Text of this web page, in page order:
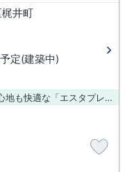
井町
定(建築中)
京都市上京区エリアでの住まいなら、住み心地も快適な「エスタプレイス」はいかがでしょうか。こちらの物件にはエレベーターが付いています。快適に通勤や通学ができる、徒歩5分に駅がある物件です。共用設備の充実している、楽しく生活できるマンションです。京都市上京区にある出町柳周辺にお引越しする方。お部屋探しは当社にお任せ下さい。当社へのお問い合わせは075-406-0007かinfo@arch-koba.comまでよろしくお願いします。